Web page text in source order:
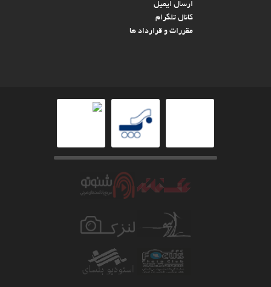
ارسال ایمیل
کانال تلگرام
مقررات و قرارداد ها